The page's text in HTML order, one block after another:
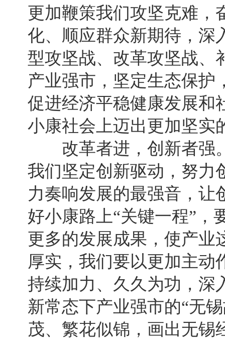
更加鞭策我们攻坚克难，
化、顺应群众新期待，深
型攻坚战、改革攻坚战、
产业强市，坚定生态保护
促进经济平稳健康发展和
小康社会上迈出更加坚实
改革者进，创新者强。
我们坚定创新驱动，努力
力奏响发展的最强音，让
好小康路上“关键一程”，
更多的发展成果，使产业
厚实，我们要以更加主动
持续加力、久久为功，深
新常态下产业强市的“无
茂、繁花似锦，画出无锡